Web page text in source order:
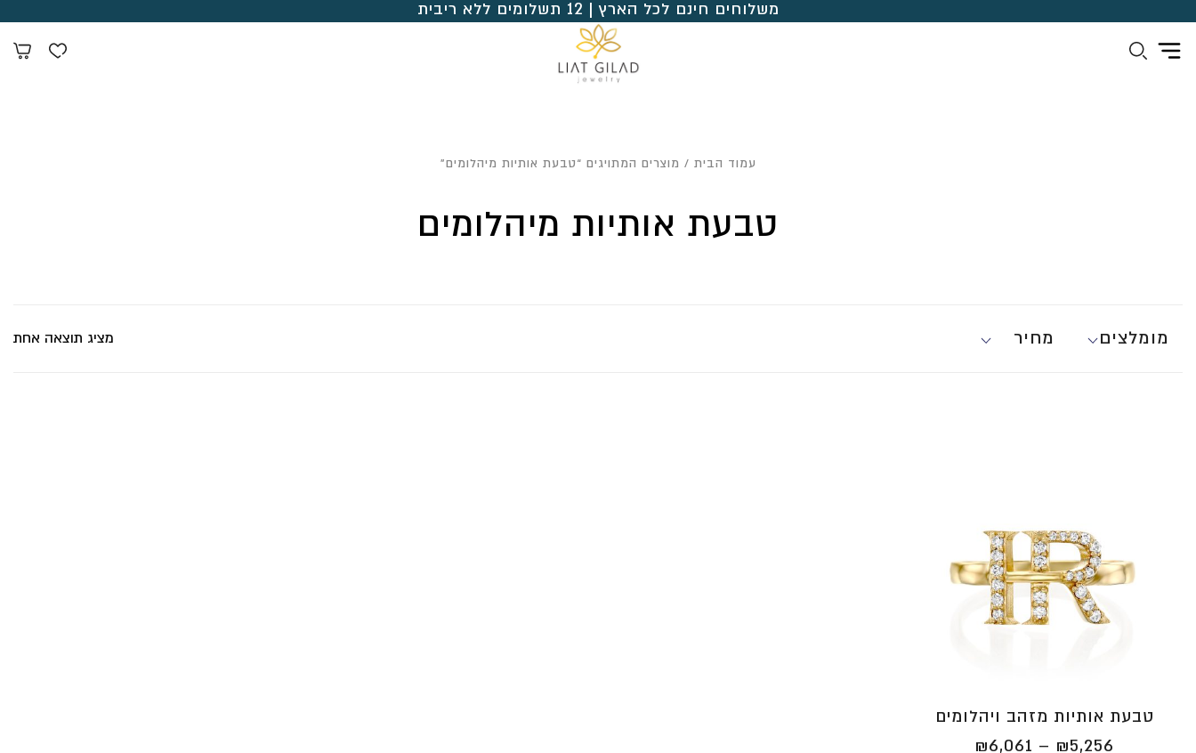
משלוחים חינם לכל הארץ | 12 תשלומים ללא ריבית
עמוד הבית / מוצרים המתויגים “טבעת אותיות מיהלומים”
טבעת אותיות מיהלומים
מומלצים מחיר מציג תוצאה אחת
טבעת אותיות מזהב ויהלומים
₪5,256
–
₪6,061